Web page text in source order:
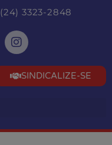
(24) 3323-2848
SINDICALIZE-SE